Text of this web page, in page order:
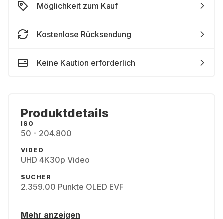
Möglichkeit zum Kauf
Kostenlose Rücksendung
Keine Kaution erforderlich
Produktdetails
ISO
50 - 204.800
VIDEO
UHD 4K30p Video
SUCHER
2.359.00 Punkte OLED EVF
Mehr anzeigen